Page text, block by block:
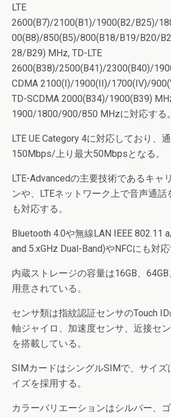
LTE
2600(B7)/2100(B1)/1900(B2/B25)/
00(B8)/850(B5)/800(B18/B19/B20/
28/B29) MHz, TD-LTE
2600(B38)/2500(B41)/2300(B40)/
CDMA 2100(I)/1900(II)/1700(IV)/
TD-SCDMA 2000(B34)/1900(B39)
1900/1800/900/850 MHzに対応する。
LTE UE Category 4に対応しており、
150Mbps/上り最大50Mbpsとなる。
LTE-Advancedの主要技術であるキャ
ンや、LTEネットワーク上で音声通話
も対応する。
Bluetooth 4.0や無線LAN IEEE 802.11
and 5.xGHz Dual-Band)やNFCにも対応
内蔵ストレージの容量は16GB、
用意されている。
センサ類は指紋認証センサのTouch
軸ジャイロ、加速度センサ、近接セ
を搭載している。
SIMカードはシングルSIMで、サイズ
イズを採用する。
カラーバリエーションはシルバー、